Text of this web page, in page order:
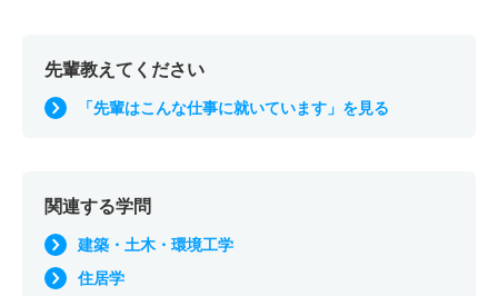
先輩教えてください
「先輩はこんな仕事に就いています」を見る
関連する学問
建築・土木・環境工学
住居学